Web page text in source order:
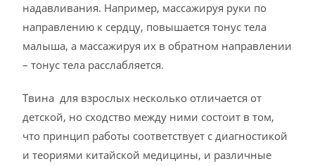
надавливания. Например, массажируя руки по
направлению к сердцу, повышается тонус тела
малыша, а массажируя их в обратном направлении
– тонус тела расслабляется.
Твина для взрослых несколько отличается от
детской, но сходство между ними состоит в том,
что принцип работы соответствует с диагностикой
и теориями китайской медицины, и различные